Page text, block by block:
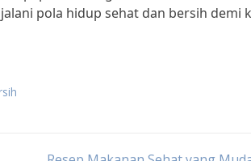
pola hidup sehat dan bersih demi